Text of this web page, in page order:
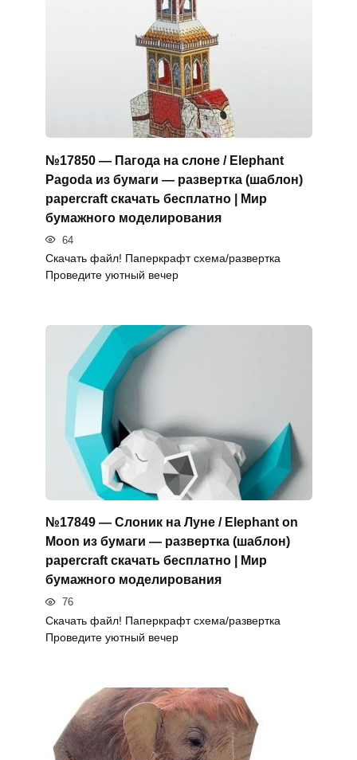
№17850 — Пагода на слоне / Elephant
Pagoda из бумаги — развертка (шаблон)
papercraft скачать бесплатно | Мир
бумажного моделирования
64
Скачать файл! Паперкрафт схема/развертка
Проведите уютный вечер
№17849 — Слоник на Луне / Elephant on
Moon из бумаги — развертка (шаблон)
papercraft скачать бесплатно | Мир
бумажного моделирования
76
Скачать файл! Паперкрафт схема/развертка
Проведите уютный вечер